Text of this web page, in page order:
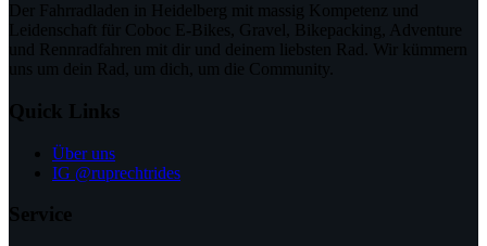
Der Fahrradladen in Heidelberg mit massig Kompetenz und
Leidenschaft für Coboc E-Bikes, Gravel, Bikepacking, Adventure
und Rennradfahren mit dir und deinem liebsten Rad. Wir kümmern
uns um dein Rad, um dich, um die Community.
Quick Links
Über uns
IG @ruprechtrides
Service